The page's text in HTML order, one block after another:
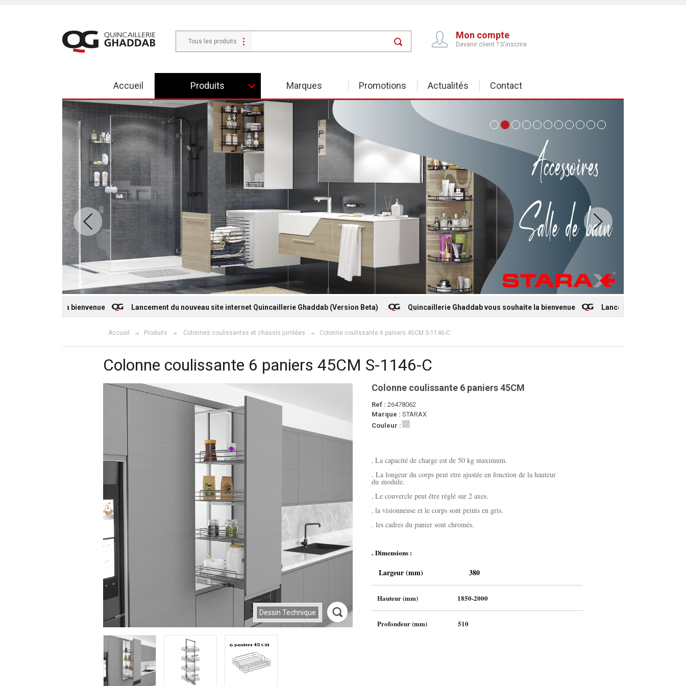
Tous les produits
Mon compte
Devenir client ? S'inscrire
Accueil Produits Marques Promotions Actualités Contact
la bienvenue Lancement du nouveau site internet Quincaillerie Ghaddab (Version Beta) Quincaillerie Ghaddab vous souhaite la bienvenue Lancement du nouveau site
Accueil Produits Colonnes coulissantes et chassis jumlées Colonne coulissante 6 paniers 45CM S-1146-C
Colonne coulissante 6 paniers 45CM S-1146-C
Dessin Technique
Colonne coulissante 6 paniers 45CM
Ref : 26478062
Marque : STARAX
Couleur :
. La capacité de charge est de 50 kg maximum.
. La longeur du corps peut etre ajustée en fonction de la hauteur
dumodule.
.Le couvercle peut être réglé sur 2 axes.
.la visionneuse et le corps sont peints en gris.
. les cadres du panier sont chromés.
. Dimensions :
Largeur (mm) 380
Hauteur (mm) 1850-2000
Profondeur (mm) 510